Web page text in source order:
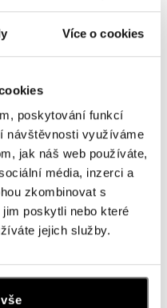
Více o cookies
poskytování funkcí
návštěvnosti využíváme
jak náš web používáte,
média, inzerci a
zkombinovat s
poskytli nebo které
jejich služby.